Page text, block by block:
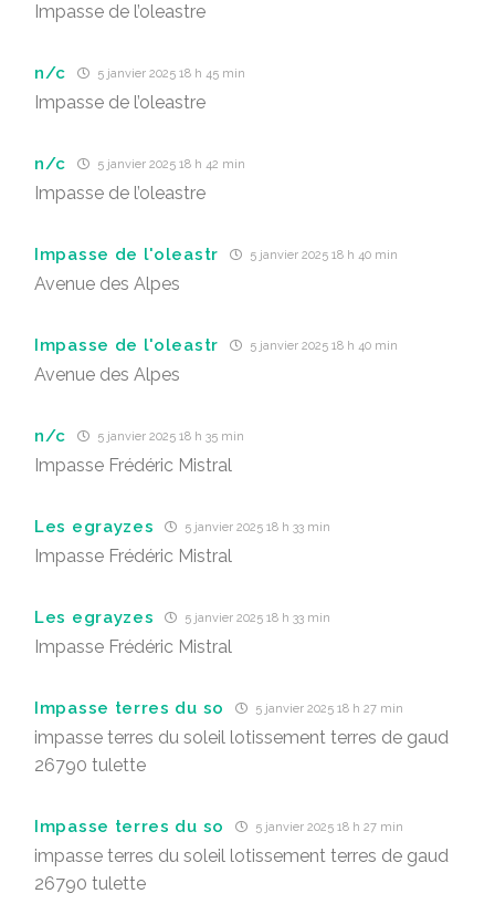
Impasse de l’oleastre
n/c 5 janvier 2025 18 h 45 min
Impasse de l’oleastre
n/c 5 janvier 2025 18 h 42 min
Impasse de l’oleastre
Impasse de l'oleastr 5 janvier 2025 18 h 40 min
Avenue des Alpes
Impasse de l'oleastr 5 janvier 2025 18 h 40 min
Avenue des Alpes
n/c 5 janvier 2025 18 h 35 min
Impasse Frédéric Mistral
Les egrayzes 5 janvier 2025 18 h 33 min
Impasse Frédéric Mistral
Les egrayzes 5 janvier 2025 18 h 33 min
Impasse Frédéric Mistral
Impasse terres du so 5 janvier 2025 18 h 27 min
impasse terres du soleil lotissement terres de gaud
26790 tulette
Impasse terres du so 5 janvier 2025 18 h 27 min
impasse terres du soleil lotissement terres de gaud
26790 tulette